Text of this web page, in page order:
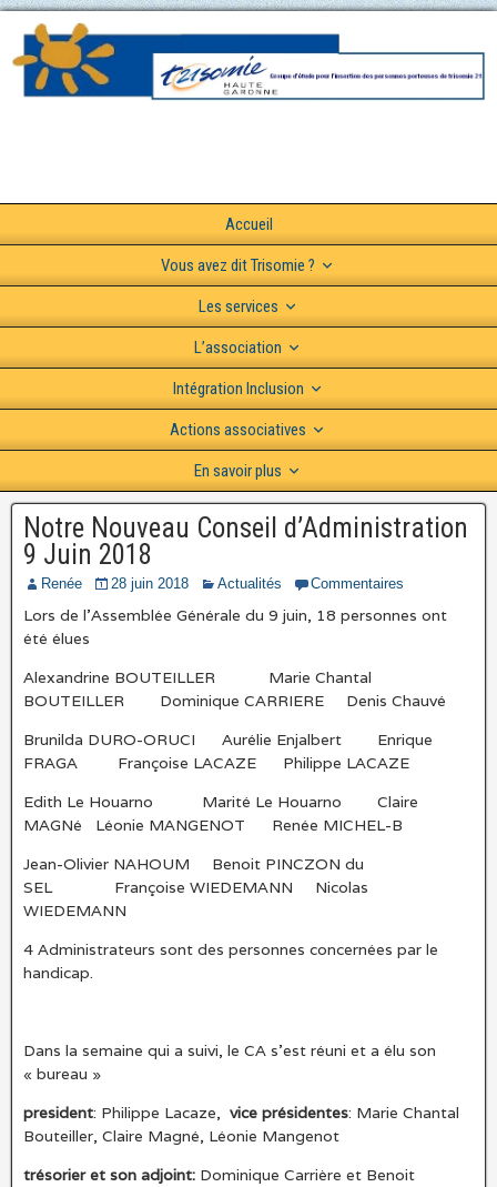
Accueil
Vous avez dit Trisomie ?
Les services
L’association
Intégration Inclusion
Actions associatives
En savoir plus
Notre Nouveau Conseil d’Administration
9 Juin 2018
Renée 28 juin 2018 Actualités Commentaires
Lors de l’Assemblée Générale du 9 juin, 18 personnes ont
été élues
Alexandrine BOUTEILLER Marie Chantal
BOUTEILLER Dominique CARRIERE Denis Chauvé
Brunilda DURO-ORUCI Aurélie Enjalbert Enrique
FRAGA Françoise LACAZE Philippe LACAZE
Edith Le Houarno Marité Le Houarno Claire
MAGNé Léonie MANGENOT Renée MICHEL-B
Jean-Olivier NAHOUM Benoit PINCZON du
SEL Françoise WIEDEMANN Nicolas
WIEDEMANN
4 Administrateurs sont des personnes concernées par le
handicap.
Dans la semaine qui a suivi, le CA s’est réuni et a élu son
« bureau »
president: Philippe Lacaze, vice présidentes: Marie Chantal
Bouteiller, Claire Magné, Léonie Mangenot
trésorier et son adjoint: Dominique Carrière et Benoit